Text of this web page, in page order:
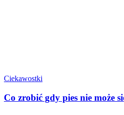
Ciekawostki
Co zrobić gdy pies nie może